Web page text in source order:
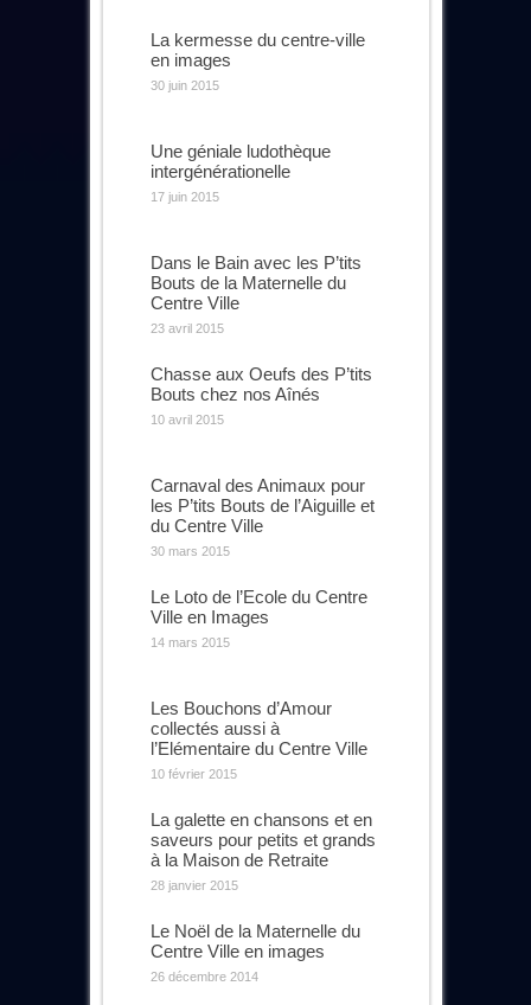
La kermesse du centre-ville
en images
30 juin 2015
Une géniale ludothèque
intergénérationelle
17 juin 2015
Dans le Bain avec les P’tits
Bouts de la Maternelle du
Centre Ville
23 avril 2015
Chasse aux Oeufs des P’tits
Bouts chez nos Aînés
10 avril 2015
Carnaval des Animaux pour
les P’tits Bouts de l’Aiguille et
du Centre Ville
30 mars 2015
Le Loto de l’Ecole du Centre
Ville en Images
14 mars 2015
Les Bouchons d’Amour
collectés aussi à
l’Elémentaire du Centre Ville
10 février 2015
La galette en chansons et en
saveurs pour petits et grands
à la Maison de Retraite
28 janvier 2015
Le Noël de la Maternelle du
Centre Ville en images
26 décembre 2014